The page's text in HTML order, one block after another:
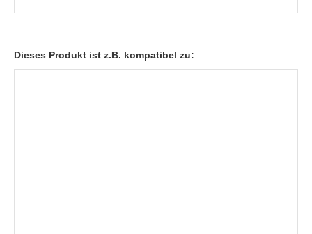
Dieses Produkt ist z.B. kompatibel zu: